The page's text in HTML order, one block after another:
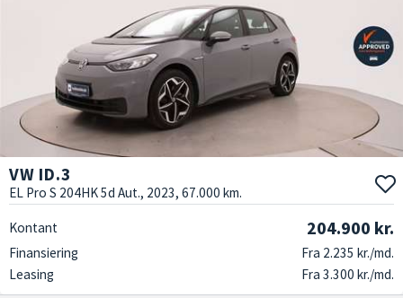
VW ID.3
EL Pro S 204HK 5d Aut., 2023, 67.000 km.
Kontant 204.900 kr.
Finansiering
Fra 2.235 kr./md.
Leasing
Fra 3.300 kr./md.